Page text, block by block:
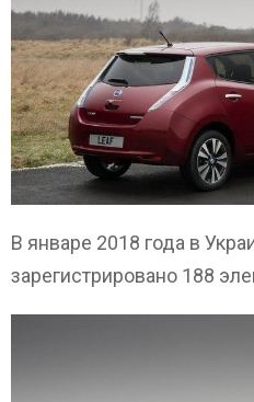
В январе 2018 года в
зарегистрировано 188